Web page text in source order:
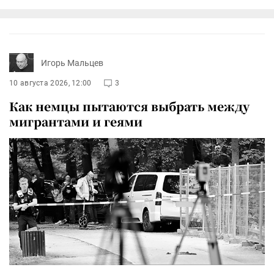
Игорь Мальцев
10 августа 2026, 12:00 3
Как немцы пытаются выбрать между
мигрантами и геями